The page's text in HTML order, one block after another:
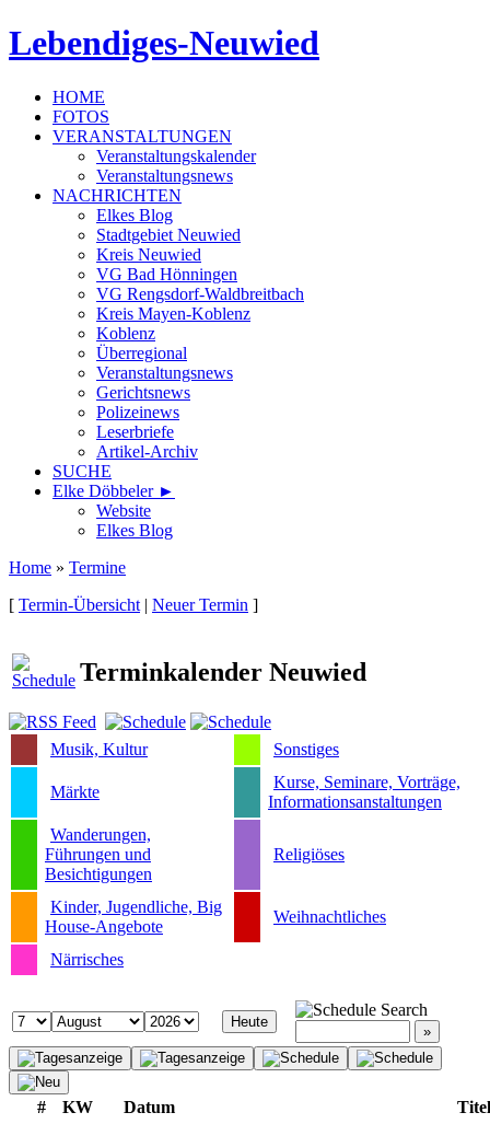
Lebendiges-Neuwied
HOME
FOTOS
VERANSTALTUNGEN
Veranstaltungskalender
Veranstaltungsnews
NACHRICHTEN
Elkes Blog
Stadtgebiet Neuwied
Kreis Neuwied
VG Bad Hönningen
VG Rengsdorf-Waldbreitbach
Kreis Mayen-Koblenz
Koblenz
Überregional
Veranstaltungsnews
Gerichtsnews
Polizeinews
Leserbriefe
Artikel-Archiv
SUCHE
Elke Döbbeler ►
Website
Elkes Blog
Home » Termine
[ Termin-Übersicht | Neuer Termin ]
Terminkalender Neuwied
Musik, Kultur Sonstiges
Märkte
Kurse, Seminare, Vorträge,
Informationsanstaltungen
Wanderungen,
Führungen und
Besichtigungen
Religiöses
Kinder, Jugendliche, Big
House-Angebote
Weihnachtliches
Närrisches
Search
# KW Datum Titel